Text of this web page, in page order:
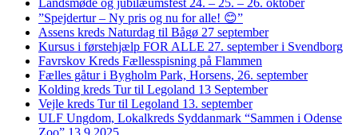
”Spejdertur – Ny pris og nu for alle! 😊”
Assens kreds Naturdag til Bågø 27 september
Kursus i førstehjælp FOR ALLE 27. september i Svendborg
Favrskov Kreds Fællesspisning på Flammen
Fælles gåtur i Bygholm Park, Horsens, 26. september
Kolding kreds Tur til Legoland 13 September
Vejle kreds Tur til Legoland 13. september
ULF Ungdom, Lokalkreds Syddanmark “Sammen i Odense
Zoo” 13.9.2025